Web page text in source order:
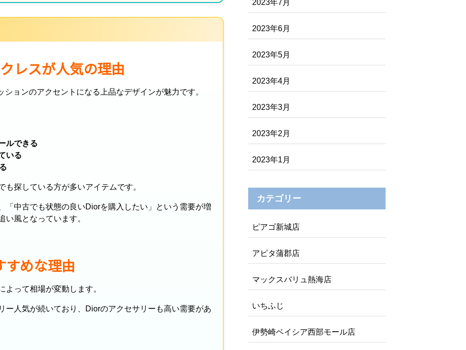
レスが人気の理由
ョンのアクセントになる上品なデザインが魅力です。
ルできる
いる
も探している方が多いアイテムです。
「中古でも状態の良いDiorを購入したい」という需要が増
い風となっています。
すめな理由
よって相場が変動します。
ー人気が続いており、Diorのアクセサリーも高い需要があ
2023年7月
2023年6月
2023年5月
2023年4月
2023年3月
2023年2月
2023年1月
カテゴリー
ピアゴ新城店
アピタ蒲郡店
マックスバリュ熱海店
いちふじ
伊勢崎ベイシア西部モール店